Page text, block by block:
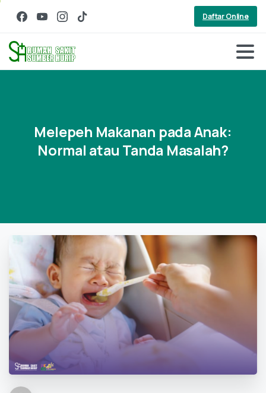
Daftar Online
Melepeh Makanan padaAnak:
Normal atau Tanda Masalah?